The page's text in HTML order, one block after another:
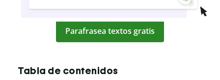
Parafrasea textos gratis
Tabla de contenidos